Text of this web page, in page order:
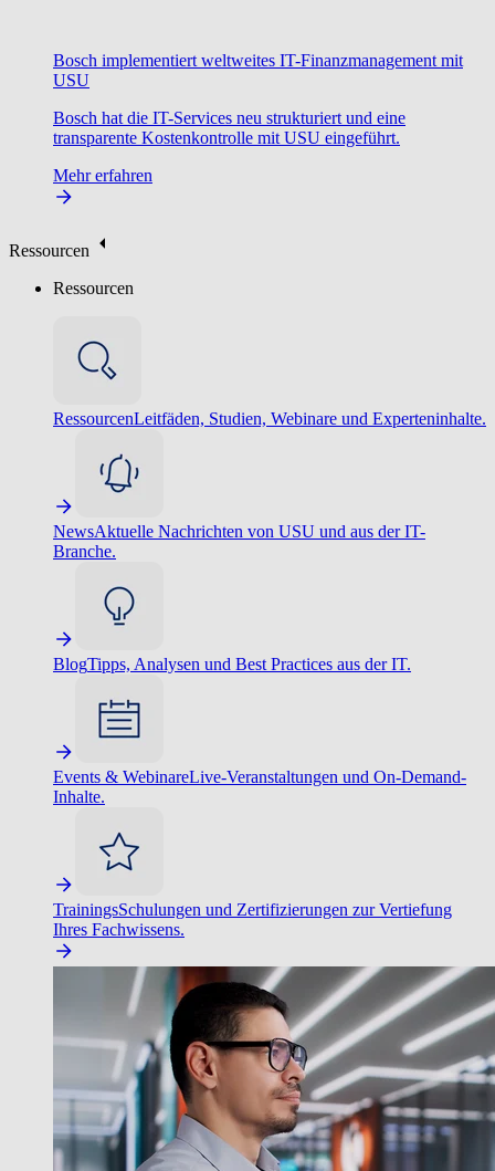
Bosch implementiert weltweites IT-Finanzmanagement mit
USU
Bosch hat die IT-Services neu strukturiert und eine
transparente Kostenkontrolle mit USU eingeführt.
Mehr erfahren
Ressourcen
Ressourcen
RessourcenLeitfäden, Studien, Webinare und Experteninhalte.
NewsAktuelle Nachrichten von USU und aus der IT-
Branche.
BlogTipps, Analysen und Best Practices aus der IT.
Events & WebinareLive-Veranstaltungen und On-Demand-
Inhalte.
TrainingsSchulungen und Zertifizierungen zur Vertiefung
Ihres Fachwissens.